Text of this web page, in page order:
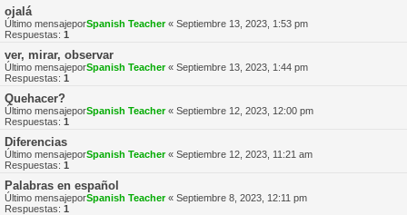
ojalá
Último mensajeporSpanish Teacher« Septiembre 13, 2023, 1:53 pm
Respuestas: 1
ver, mirar, observar
Último mensajeporSpanish Teacher« Septiembre 13, 2023, 1:44 pm
Respuestas: 1
Quehacer?
Último mensajeporSpanish Teacher« Septiembre 12, 2023, 12:00 pm
Respuestas: 1
Diferencias
Último mensajeporSpanish Teacher« Septiembre 12, 2023, 11:21 am
Respuestas: 1
Palabras en español
Último mensajeporSpanish Teacher« Septiembre 8, 2023, 12:11 pm
Respuestas: 1